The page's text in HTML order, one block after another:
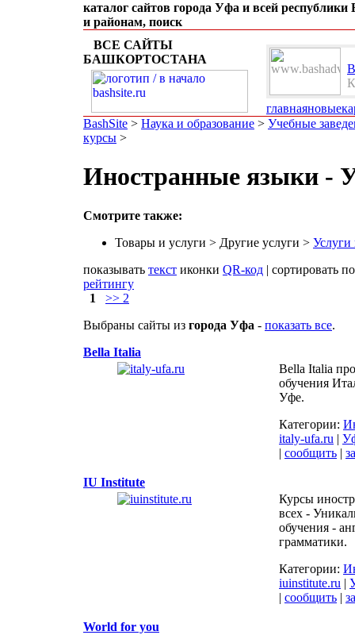
каталог сайтов города Уфа и всей
и районам, поиск
ВСЕ САЙТЫ
БАШКОРТОСТАНА
главнаяновые
BashSite > Наука и образование > Учебные
курсы >
Иностранные языки -
Смотрите также:
Товары и услуги > Другие услуги > Услуги
показывать текст иконки QR-код | сортировать
рейтингу
1
>> 2
Выбраны сайты из города Уфа - показать все.
Bella Italia
Bella Italia
обучения
Уфе.
Категории:
italy-ufa.ru |
| сообщить |
IU Institute
Курсы
всех -
обучения -
грамматики.
Категории:
iuinstitute.ru |
| сообщить |
World for you